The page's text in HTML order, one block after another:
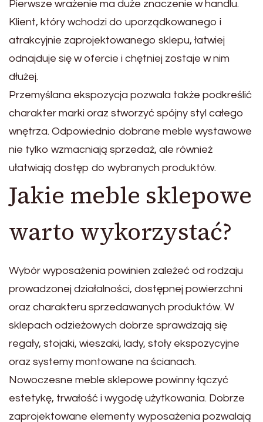
Pierwsze wrażenie ma duże znaczenie w handlu.
Klient, który wchodzi do uporządkowanego i
atrakcyjnie zaprojektowanego sklepu, łatwiej
odnajduje się w ofercie i chętniej zostaje w nim
dłużej.
Przemyślana ekspozycja pozwala także podkreślić
charakter marki oraz stworzyć spójny styl całego
wnętrza. Odpowiednio dobrane meble wystawowe
nie tylko wzmacniają sprzedaż, ale również
ułatwiają dostęp do wybranych produktów.
Jakie meble sklepowe
warto wykorzystać?
Wybór wyposażenia powinien zależeć od rodzaju
prowadzonej działalności, dostępnej powierzchni
oraz charakteru sprzedawanych produktów. W
sklepach odzieżowych dobrze sprawdzają się
regały, stojaki, wieszaki, lady, stoły ekspozycyjne
oraz systemy montowane na ścianach.
Nowoczesne meble sklepowe powinny łączyć
estetykę, trwałość i wygodę użytkowania. Dobrze
zaprojektowane elementy wyposażenia pozwalają